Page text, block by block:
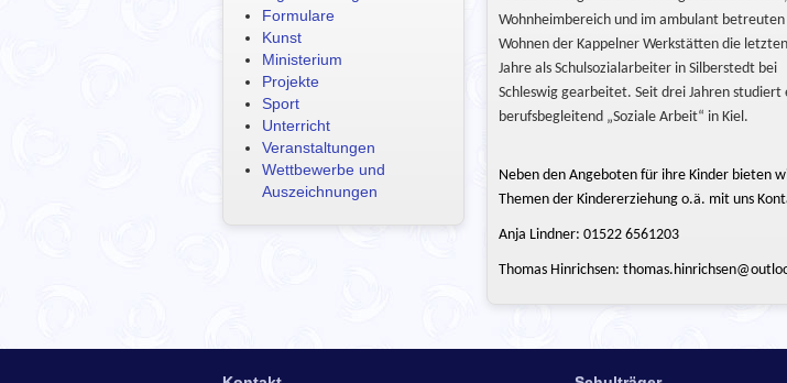
Formulare
Kunst
Ministerium
Projekte
Sport
Unterricht
Veranstaltungen
Wettbewerbe und
Auszeichnungen
Wohnheimbereich und im ambulant betreuten
Wohnen der Kappelner Werkstätten die
Jahre als Schulsozialarbeiter in Silberstedt bei
Schleswig gearbeitet. Seit drei Jahren studiert
berufsbegleitend „Soziale Arbeit“ in Kiel.
Neben den Angeboten für ihre Kinder bieten
Themen der Kindererziehung o.ä. mit uns
Anja Lindner: 01522 6561203
Thomas Hinrichsen: